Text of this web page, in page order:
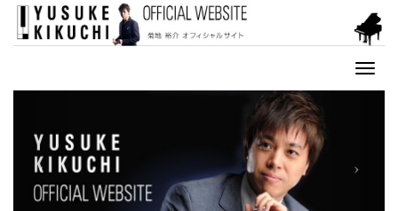
Toggle